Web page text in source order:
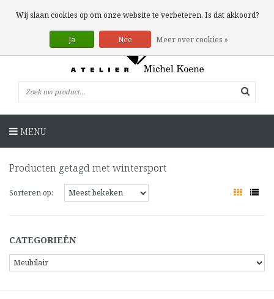
0 Artikelen
MENU
Producten getagd met wintersport
Sorteren op:
CATEGORIEËN
Wij slaan cookies op om onze website te verbeteren. Is dat akkoord?
Ja Nee Meer over cookies »